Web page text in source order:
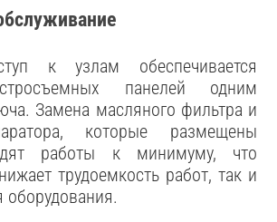
к узлам обеспечивается
панелей одним
Замена масляного фильтра и
которые размещены
работы к минимуму, что
трудоемкость работ, так и
оборудования.